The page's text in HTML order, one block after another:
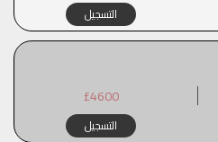
التسجيل
£4600
التسجيل